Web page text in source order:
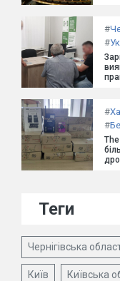
#
#
#
#
Теги
Чернігівська
Київ Київська